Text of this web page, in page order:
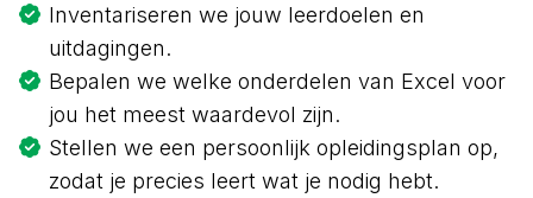
Inventariseren we jouw leerdoelen en
uitdagingen.
Bepalen we welke onderdelen van Excel voor
jou het meest waardevol zijn.
Stellen we een persoonlijk opleidingsplan op,
zodat je precies leert wat je nodig hebt.